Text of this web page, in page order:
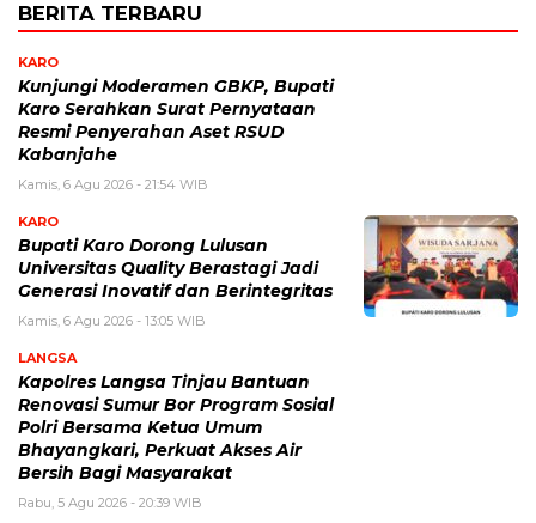
BERITA TERBARU
KARO
Kunjungi Moderamen GBKP, Bupati
Karo Serahkan Surat Pernyataan
Resmi Penyerahan Aset RSUD
Kabanjahe
Kamis, 6 Agu 2026 - 21:54 WIB
KARO
Bupati Karo Dorong Lulusan
Universitas Quality Berastagi Jadi
Generasi Inovatif dan Berintegritas
Kamis, 6 Agu 2026 - 13:05 WIB
LANGSA
Kapolres Langsa Tinjau Bantuan
Renovasi Sumur Bor Program Sosial
Polri Bersama Ketua Umum
Bhayangkari, Perkuat Akses Air
Bersih Bagi Masyarakat
Rabu, 5 Agu 2026 - 20:39 WIB